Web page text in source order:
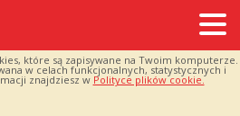
które są zapisywane na Twoim komputerze.
w celach funkcjonalnych, statystycznych i
znajdziesz w Polityce plików cookie.